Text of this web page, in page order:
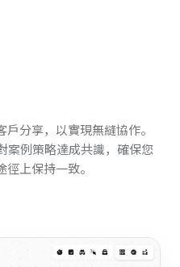
分享，以實現無縫協作。
案例策略達成共識，確保您
上保持一致。